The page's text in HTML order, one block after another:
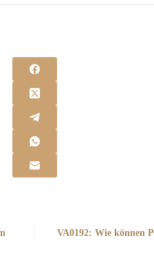
VA0192: Wie können